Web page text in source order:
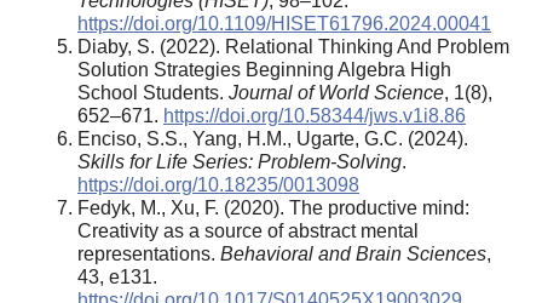
https://doi.org/10.1109/HISET61796.2024.00041
Diaby, S. (2022). Relational Thinking And Problem
Solution Strategies Beginning Algebra High
School Students. Journal of World Science, 1(8),
652–671. https://doi.org/10.58344/jws.v1i8.86
Enciso, S.S., Yang, H.M., Ugarte, G.C. (2024).
Skills for Life Series: Problem-Solving.
https://doi.org/10.18235/0013098
Fedyk, M., Xu, F. (2020). The productive mind:
Creativity as a source of abstract mental
representations. Behavioral and Brain Sciences,
43, e131.